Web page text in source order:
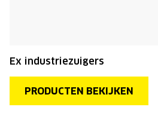
Ex industriezuigers
PRODUCTEN BEKIJKEN